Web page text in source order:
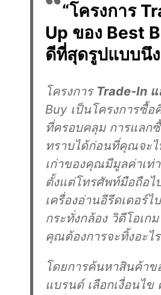
“โครงการ
Up ของ Best
ดีที่สุดรูปแบบนึง
โครงการ Trade-In แ
Buy เป็นโครงการซื้
ที่ครอบคลุม การแลก
ทราบได้ก่อนที่คุณจะไ
เก่าของคุณมีมูลค่าเท่
ตั้งแต่โทรศัพท์มือถือไ
เครื่องอ่านอีรีดเดอร์
กระทั่งกล้อง วิดีโอเก
คุณต้องการจะทิ้งอะไ
โดยการค้นหาสินค้า
แบรนด์ เลือกเงื่อนไ